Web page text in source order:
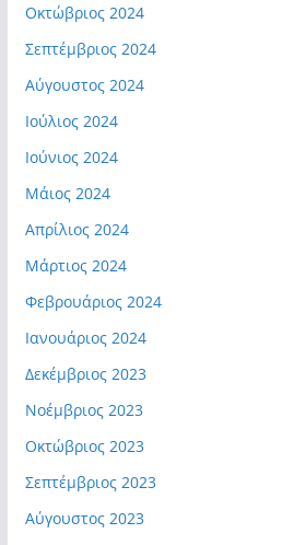
Οκτώβριος 2024
Σεπτέμβριος 2024
Αύγουστος 2024
Ιούλιος 2024
Ιούνιος 2024
Μάιος 2024
Απρίλιος 2024
Μάρτιος 2024
Φεβρουάριος 2024
Ιανουάριος 2024
Δεκέμβριος 2023
Νοέμβριος 2023
Οκτώβριος 2023
Σεπτέμβριος 2023
Αύγουστος 2023